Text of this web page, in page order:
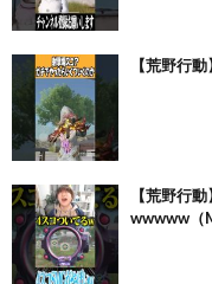
【荒野行
【荒野行
wwwww（